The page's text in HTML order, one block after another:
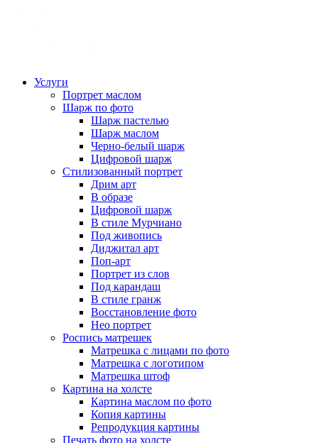
Услуги
Портрет маслом
Шарж по фото
Шарж пастелью
Шарж маслом
Черно-белый шарж
Цифровой шарж
Стилизованный портрет
Дрим арт
В образе
Цифровой шарж
В стиле Мурчиано
Под живопись
Диджитал арт
Поп-арт
Портрет из слов
Под карандаш
В стиле гранж
Восстановление фото
Нео портрет
Роспись матрешек
Матрешка с лицами по фото
Матрешка с логотипом
Матрешка штоф
Картина на холсте
Картина маслом по фото
Копия картины
Репродукция картины
Печать фото на холсте